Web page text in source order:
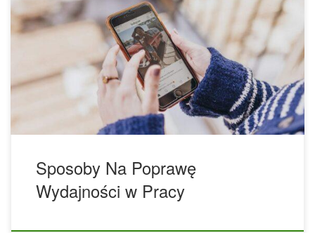
wydajność pracy zmienia się każdego dnia. Oto kilka
prostych rzeczy, które możesz zrobić, aby nad nią
popracować. Wydajność przychodzi i odchodzi. W niektóre
dni czujesz, że dosłownie się palisz, robiąc wszystko na
czas, podczas gdy w inne czujesz się zupełnie przeciwnie.
Pandemia sprawiła, że ​​wielu z nas czuje, że nie możemy
[…]
Sposoby Na Poprawę
Wydajności w Pracy